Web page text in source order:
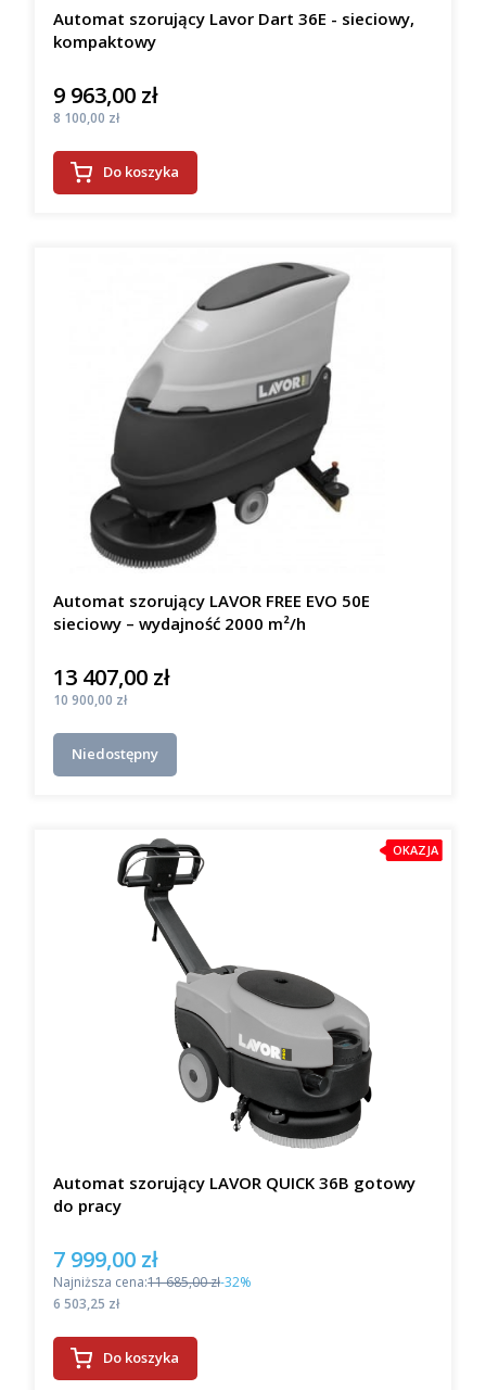
Automat szorujący Lavor Dart 36E - sieciowy,
kompaktowy
Cena
9 963,00 zł
Cena
8 100,00 zł
Do koszyka
Automat szorujący LAVOR FREE EVO 50E
sieciowy – wydajność 2000 m²/h
Cena
13 407,00 zł
Cena
10 900,00 zł
Niedostępny
OKAZJA
Automat szorujący LAVOR QUICK 36B gotowy
do pracy
Cena promocyjna
7 999,00 zł
Najniższa cena:11 685,00 zł-32%
Cena
6 503,25 zł
Do koszyka